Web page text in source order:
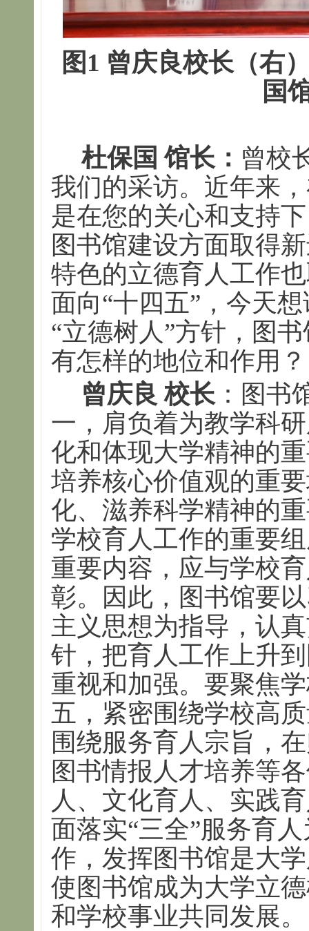
图1 曾庆良校长（右
国
杜保国 馆长： 曾校
我们的采访。近年来
是在您的关心和支持
图书馆建设方面取得
特色的立德育人工作
面向“十四五”，今天
“立德树人”方针，图
有怎样的地位和作用？
曾庆良 校长 ：图书
一，肩负着为教学科
化和体现大学精神的
培养核心价值观的重
化、滋养科学精神的
学校育人工作的重要
重要内容，应与学校
彰。因此，图书馆要
主义思想为指导，认
针，把育人工作上升
重视和加强。要聚焦
五，紧密围绕学校高
围绕服务育人宗旨，
图书情报人才培养等
人、文化育人、实践
面落实“三全”服务育
作，发挥图书馆是大
使图书馆成为大学立
和学校事业共同发展。